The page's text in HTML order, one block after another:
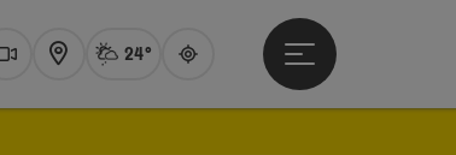
WebovéMapa Aktuální počasíAttersee,
24°
Guide
Otevřít hlavní